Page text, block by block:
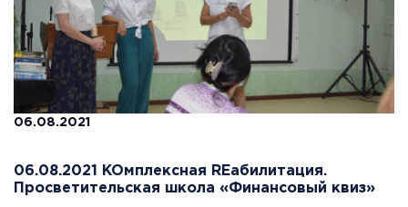
06.08.2021
06.08.2021 KOмплексная REабилитация.
Просветительская школа «Финансовый квиз»